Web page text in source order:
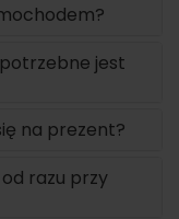
jest
na prezent?
razu przy